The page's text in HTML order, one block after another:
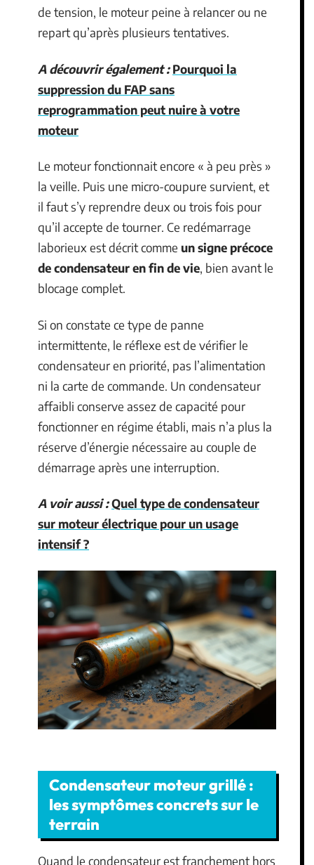
de tension, le moteur peine à relancer ou ne
repart qu’après plusieurs tentatives.
A découvrir également : Pourquoi la
suppression du FAP sans
reprogrammation peut nuire à votre
moteur
Le moteur fonctionnait encore « à peu près »
la veille. Puis une micro-coupure survient, et
il faut s’y reprendre deux ou trois fois pour
qu’il accepte de tourner. Ce redémarrage
laborieux est décrit comme un signe précoce
de condensateur en fin de vie, bien avant le
blocage complet.
Si on constate ce type de panne
intermittente, le réflexe est de vérifier le
condensateur en priorité, pas l’alimentation
ni la carte de commande. Un condensateur
affaibli conserve assez de capacité pour
fonctionner en régime établi, mais n’a plus la
réserve d’énergie nécessaire au couple de
démarrage après une interruption.
A voir aussi :Quel type de condensateur
sur moteur électrique pour un usage
intensif ?
Condensateur moteur grillé :
les symptômes concrets sur le
terrain
Quand le condensateur est franchement hors